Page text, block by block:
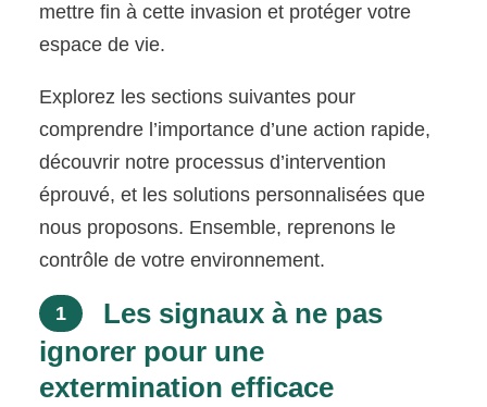
mettre fin à cette invasion et protéger votre
espace de vie.
Explorez les sections suivantes pour
comprendre l’importance d’une action rapide,
découvrir notre processus d’intervention
éprouvé, et les solutions personnalisées que
nous proposons. Ensemble, reprenons le
contrôle de votre environnement.
1
Les signaux à ne pas
ignorer pour une
extermination efficace